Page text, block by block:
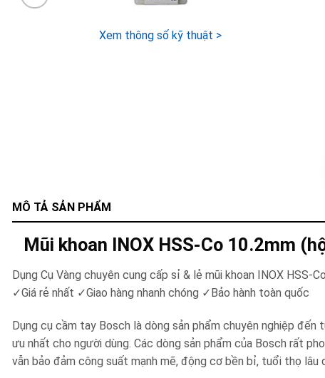
Xem thông số kỹ thuật >
MÔ TẢ SẢN PHẨM
Mũi khoan INOX HSS-Co 10.2mm
Dụng Cụ Vàng chuyên cung cấp sỉ & lẻ mũi khoan INOX HSS-
✓Giá rẻ nhất ✓Giao hàng nhanh chóng ✓Bảo hành toàn quốc
Dụng cụ cầm tay Bosch là dòng sản phẩm chuyên nghiệp
ưu nhất cho người dùng. Các dòng sản phẩm của Bosch rất
vẫn bảo đảm công suất mạnh mẽ, động cơ bền bỉ, tuổi thọ lâu